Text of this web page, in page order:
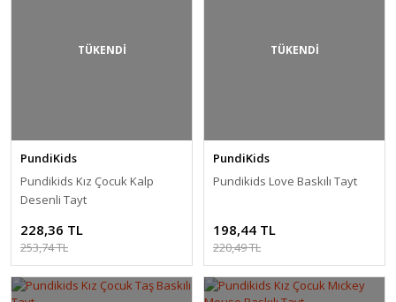
TÜKENDİ
PundiKids
Pundikids Kız Çocuk Kalp
Desenli Tayt
228,36 TL
253,74 TL
TÜKENDİ
PundiKids
Pundikids Love Baskılı Tayt
198,44 TL
220,49 TL